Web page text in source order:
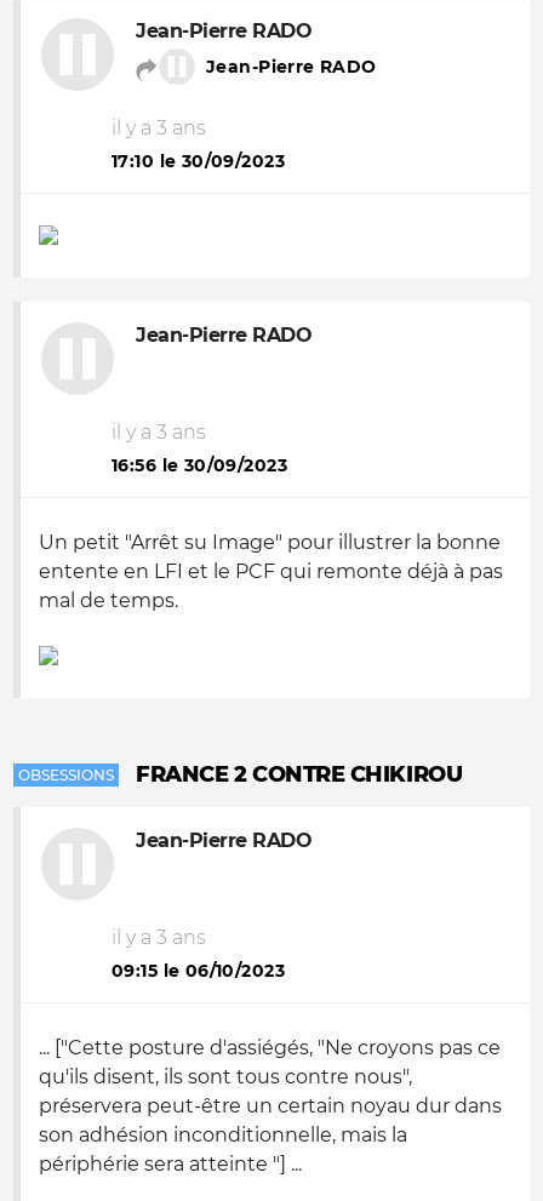
Jean-Pierre RADO
Jean-Pierre RADO
il y a 3 ans
17:10 le 30/09/2023
Jean-Pierre RADO
il y a 3 ans
16:56 le 30/09/2023
Un petit "Arrêt su Image" pour illustrer la bonne
entente en LFI et le PCF qui remonte déjà à pas
mal de temps.
OBSESSIONS FRANCE 2 CONTRE CHIKIROU
Jean-Pierre RADO
il y a 3 ans
09:15 le 06/10/2023
... ["Cette posture d'assiégés, "Ne croyons pas ce
qu'ils disent, ils sont tous contre nous",
préservera peut-être un certain noyau dur dans
son adhésion inconditionnelle, mais la
périphérie sera atteinte "] ...